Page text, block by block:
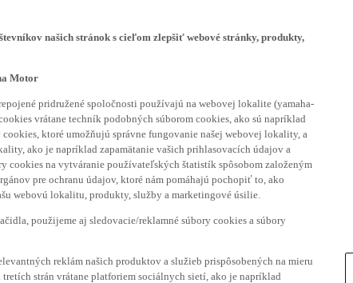
našich stránok s cieľom zlepšiť webové stránky, produkty,
Motor
pridružené spoločnosti používajú na webovej lokalite (yamaha-
vrátane techník podobných súborom cookies, ako sú napríklad
ktoré umožňujú správne fungovanie našej webovej lokality, a
ako je napríklad zapamätanie vašich prihlasovacích údajov a
cookies na vytváranie používateľských štatistík spôsobom založeným
pre ochranu údajov, ktoré nám pomáhajú pochopiť to, ako
webovú lokalitu, produkty, služby a marketingové úsilie.
použijeme aj sledovacie/reklamné súbory cookies a súbory
reklám našich produktov a služieb prispôsobených na mieru
strán vrátane platforiem sociálnych sietí, ako je napríklad